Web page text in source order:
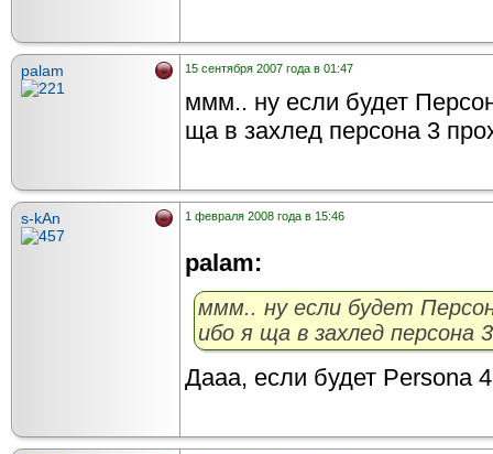
palam 15 сентября 2007 года в 01:47
ммм.. ну если будет
ща в захлед персона 3
s-kAn 1 февраля 2008 года в 15:46
palam:
ммм.. ну если будет
ибо я ща в захлед персона
Дааа, если будет Persona